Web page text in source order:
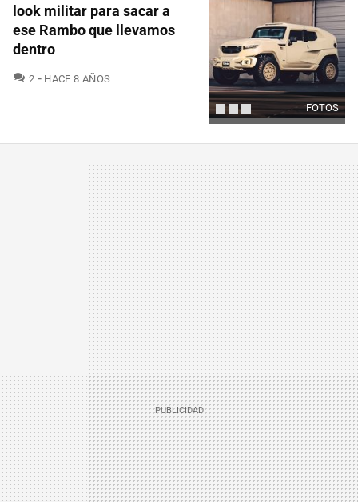
FOTOS
look militar para sacar a
ese Rambo que llevamos
dentro
2 COMENTARIOS
HACE 8 AÑOS